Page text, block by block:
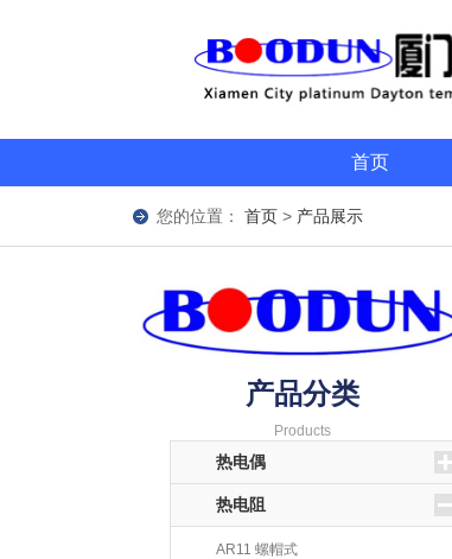
首页
您的位置： 首页 > 产品展示
产品分类
Products
热电偶
热电阻
AR11 螺帽式